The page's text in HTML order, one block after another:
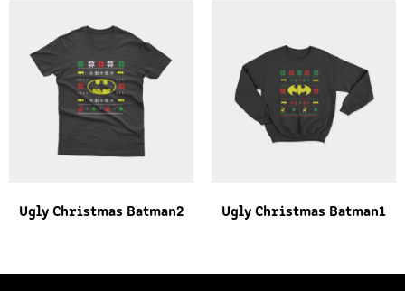
Ugly Christmas Batman2 Ugly Christmas Batman1